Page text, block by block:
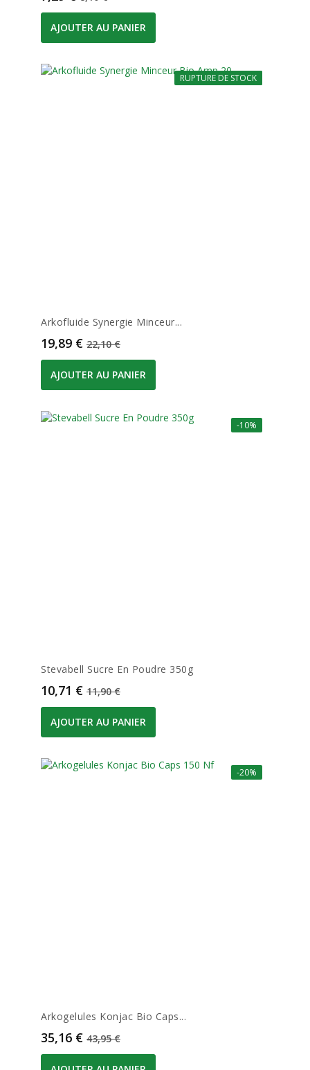
AJOUTER AU PANIER
-10%
RUPTURE DE STOCK
Arkofluide Synergie Minceur...
Prix
19,89 € Prix de base
22,10 €
AJOUTER AU PANIER
-10%
Stevabell Sucre En Poudre 350g
Prix
10,71 € Prix de base
11,90 €
AJOUTER AU PANIER
-20%
Arkogelules Konjac Bio Caps...
Prix
35,16 € Prix de base
43,95 €